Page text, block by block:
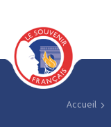
Accueil